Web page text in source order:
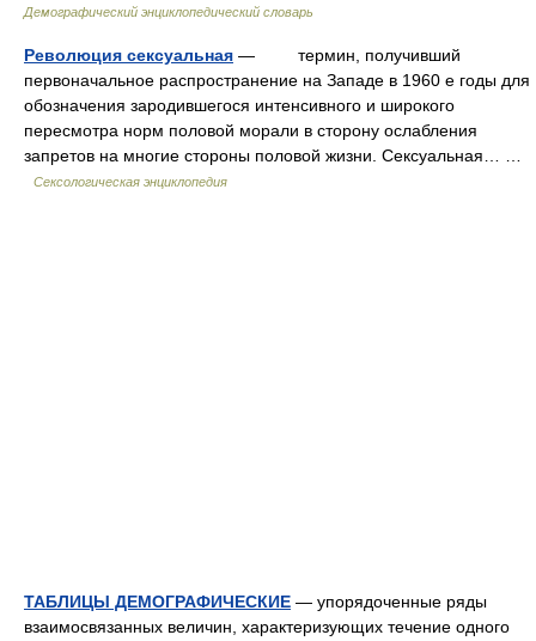
Демографический энциклопедический словарь
Революция сексуальная — термин, получивший
первоначальное распространение на Западе в 1960 е годы для
обозначения зародившегося интенсивного и широкого
пересмотра норм половой морали в сторону ослабления
запретов на многие стороны половой жизни. Сексуальная… …
Сексологическая энциклопедия
ТАБЛИЦЫ ДЕМОГРАФИЧЕСКИЕ — упорядоченные ряды
взаимосвязанных величин, характеризующих течение одного